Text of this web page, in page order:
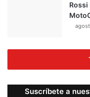
Suscríbete a